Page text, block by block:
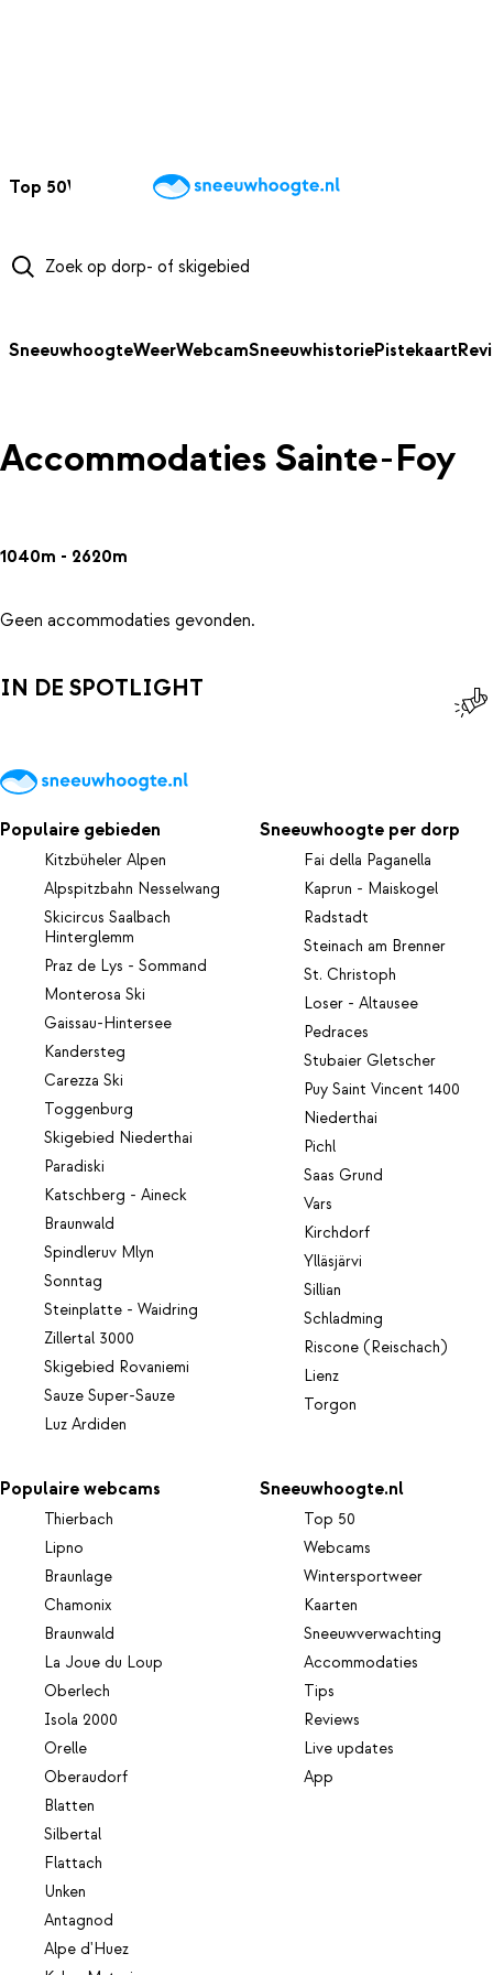
Top 50Webcams WintersportweerKaarten
SneeuwhoogteWeerWebcamSneeuwhistoriePistekaart
Accommodaties Sainte-Foy
1040m - 2620m
Geen accommodaties gevonden.
IN DE SPOTLIGHT
Populaire gebieden
Kitzbüheler Alpen
Alpspitzbahn Nesselwang
Skicircus Saalbach
Hinterglemm
Praz de Lys - Sommand
Monterosa Ski
Gaissau-Hintersee
Kandersteg
Carezza Ski
Toggenburg
Skigebied Niederthai
Paradiski
Katschberg - Aineck
Braunwald
Spindleruv Mlyn
Sonntag
Steinplatte - Waidring
Zillertal 3000
Skigebied Rovaniemi
Sauze Super-Sauze
Luz Ardiden
Sneeuwhoogte per dorp
Fai della Paganella
Kaprun - Maiskogel
Radstadt
Steinach am Brenner
St. Christoph
Loser - Altausee
Pedraces
Stubaier Gletscher
Puy Saint Vincent 1400
Niederthai
Pichl
Saas Grund
Vars
Kirchdorf
Ylläsjärvi
Sillian
Schladming
Riscone (Reischach)
Lienz
Torgon
Populaire webcams
Thierbach
Lipno
Braunlage
Chamonix
Braunwald
La Joue du Loup
Oberlech
Isola 2000
Orelle
Oberaudorf
Blatten
Silbertal
Flattach
Unken
Antagnod
Alpe d'Huez
Sneeuwhoogte.nl
Top 50
Webcams
Wintersportweer
Kaarten
Sneeuwverwachting
Accommodaties
Tips
Reviews
Live updates
App